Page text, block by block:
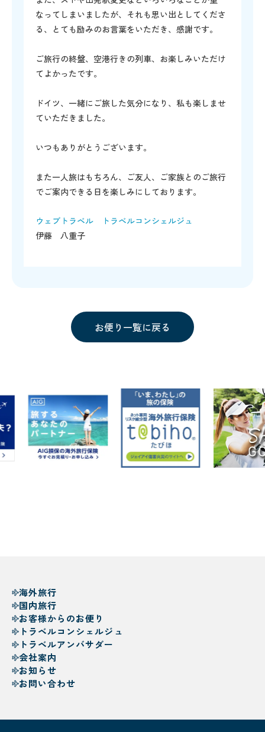
なってしまいましたが、それも思い出としてくださ
る、とても励みのお言葉をいただき、感謝です。
ご旅行の終盤、空港行きの列車、お楽しみいただけ
てよかったです。
ドイツ、一緒にご旅した気分になり、私も楽しませ
ていただきました。
いつもありがとうございます。
また一人旅はもちろん、ご友人、ご家族とのご旅行
でご案内できる日を楽しみにしております。
ウェブトラベル トラベルコンシェルジュ
伊藤 八重子
お便り一覧に戻る
海外旅行
国内旅行
お客様からのお便り
トラベルコンシェルジュ
トラベルアンバサダー
会社案内
お知らせ
お問い合わせ